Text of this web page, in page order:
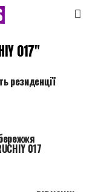
017"
резиденції
017